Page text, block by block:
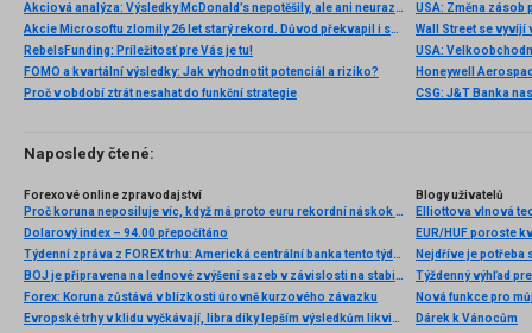
Akciová analýza: Výsledky McDonald’s nepotěšily, ale ani neurazily. Jakou vizi společnost prezentovala?
Akcie Microsoftu zlomily 26 let starý rekord. Důvod překvapil i samotné investory
RebelsFunding: Príležitosť pre Vás je tu!
FOMO a kvartální výsledky: Jak vyhodnotit potenciál a riziko?
Proč v období ztrát nesahat do funkční strategie
Naposledy čtené:
Forexové online zpravodajství
Proč koruna neposiluje víc, když má proto euru rekordní náskok v úročení? Aneb Holubovy vrásky z holubic
Dolarový index – 94.00 přepočítáno
Týdenní zpráva z FOREX trhu: Americká centrální banka tento týden zahájí cyklus snižování sazeb
BOJ je připravena na lednové zvýšení sazeb v závislosti na stabilitě v USA
Forex: Koruna zůstává v blízkosti úrovně kurzového závazku
Evropské trhy v klidu vyčkávají, libra díky lepším výsledkům likviduje úterní ztráty
Blogy uživatelů
EUR/HUF poroste
Nejdříve je potřeba
Týždenný výhľad
Nová funkce pro
Dárek k Vánocům